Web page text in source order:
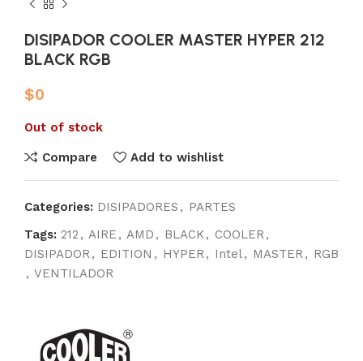
DISIPADOR COOLER MASTER HYPER 212
BLACK RGB
$0
Out of stock
Compare Add to wishlist
Categories: DISIPADORES , PARTES
Tags: 212 , AIRE , AMD , BLACK, COOLER,
DISIPADOR, EDITION , HYPER, Intel, MASTER, RGB
, VENTILADOR